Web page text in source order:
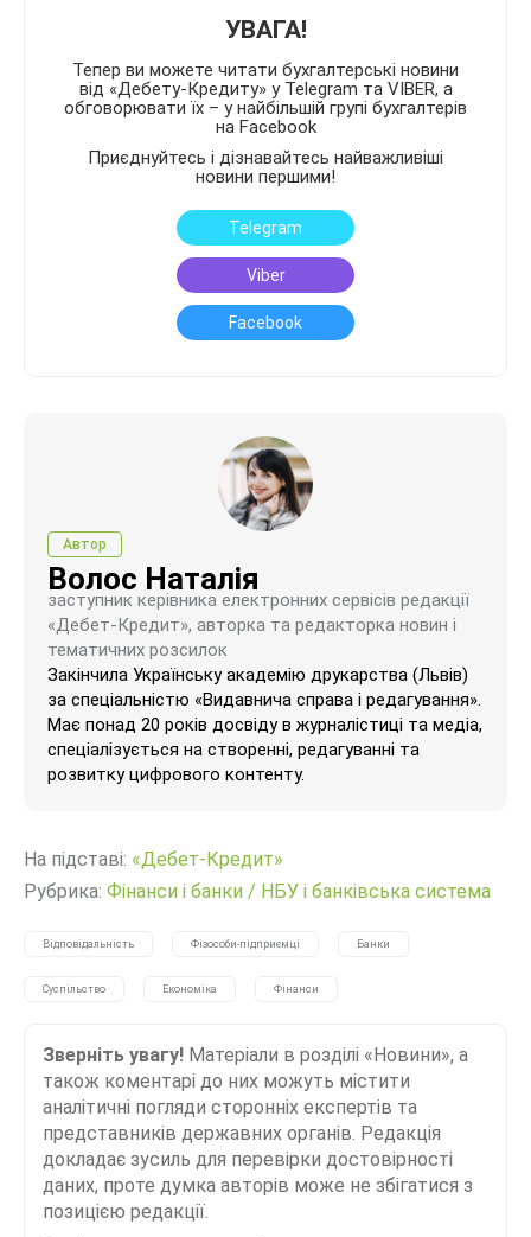
УВАГА!
Тепер ви можете читати бухгалтерські новини
від «Дебету-Кредиту» у Telegram та VIBER, а
обговорювати їх – у найбільшій групі бухгалтерів
на Facebook
Приєднуйтесь і дізнавайтесь найважливіші
новини першими!
Telegram
Viber
Facebook
Автор
Волос Наталія
заступник керівника електронних сервісів редакції
«Дебет-Кредит», авторка та редакторка новин і
тематичних розсилок
Закінчила Українську академію друкарства (Львів)
за спеціальністю «Видавнича справа і редагування».
Має понад 20 років досвіду в журналістиці та медіа,
спеціалізується на створенні, редагуванні та
розвитку цифрового контенту.
На підставі: «Дебет-Кредит»
Рубрика: Фінанси і банки / НБУ і банківська система
Відповідальність Фізособи-підприємці Банки
Суспільство Економіка Фінанси
Зверніть увагу! Матеріали в розділі «Новини», а
також коментарі до них можуть містити
аналітичні погляди сторонніх експертів та
представників державних органів. Редакція
докладає зусиль для перевірки достовірності
даних, проте думка авторів може не збігатися з
позицією редакції.